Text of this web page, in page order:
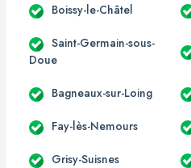
Boissy-le-Châtel
Saint-Germain-sous-
Doue
Bagneaux-sur-Loing
Fay-lès-Nemours
Grisy-Suisnes